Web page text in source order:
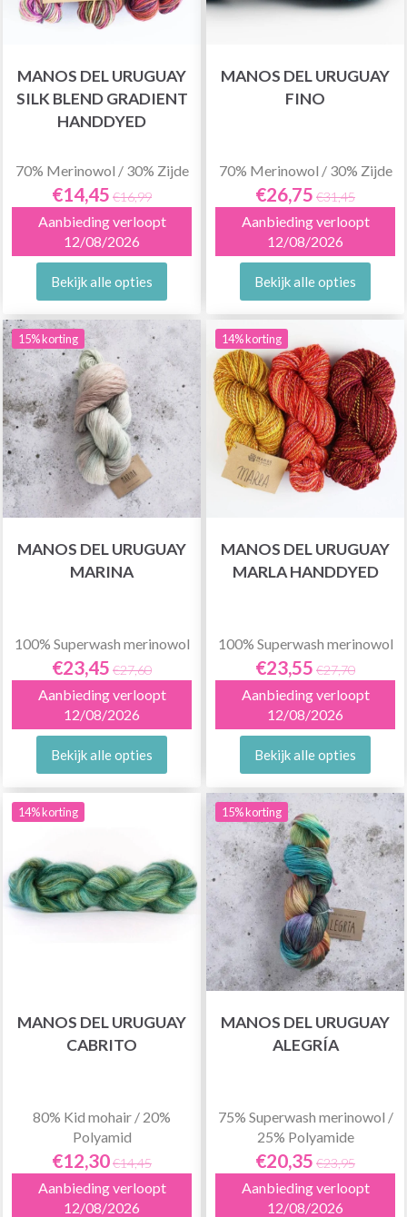
MANOS DEL URUGUAY
SILK BLEND GRADIENT
HANDDYED
70% Merinowol / 30% Zijde
€14,45 €16,99
Aanbieding verloopt
12/08/2026
Bekijk alle opties
MANOS DEL URUGUAY
FINO
70% Merinowol / 30% Zijde
€26,75 €31,45
Aanbieding verloopt
12/08/2026
Bekijk alle opties
15% korting
MANOS DEL URUGUAY
MARINA
100% Superwash merinowol
€23,45 €27,60
Aanbieding verloopt
12/08/2026
Bekijk alle opties
14% korting
MANOS DEL URUGUAY
MARLA HANDDYED
100% Superwash merinowol
€23,55 €27,70
Aanbieding verloopt
12/08/2026
Bekijk alle opties
14% korting
MANOS DEL URUGUAY
CABRITO
80% Kid mohair / 20%
Polyamid
€12,30€14,45
Aanbieding verloopt
12/08/2026
15% korting
MANOS DEL URUGUAY
ALEGRÍA
75% Superwash merinowol /
25% Polyamide
€20,35 €23,95
Aanbieding verloopt
12/08/2026